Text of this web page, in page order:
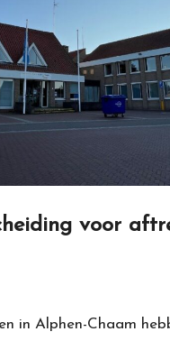
voor
in Alphen-Chaam